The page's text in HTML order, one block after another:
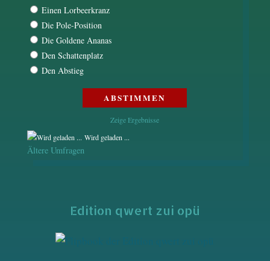
Einen Lorbeerkranz
Die Pole-Position
Die Goldene Ananas
Den Schattenplatz
Den Abstieg
Zeige Ergebnisse
Wird geladen ...
Ältere Umfragen
Edition qwert zui opü